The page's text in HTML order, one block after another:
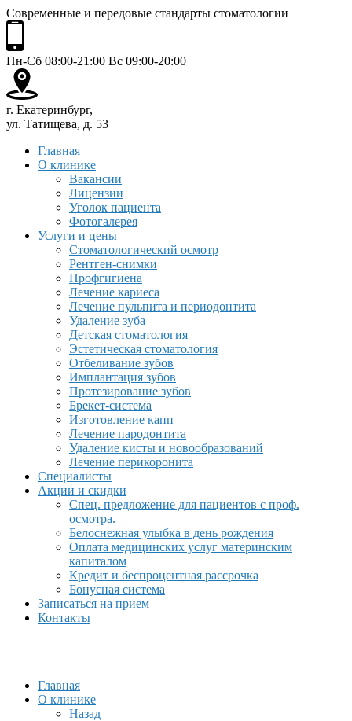
Современные и передовые стандарты стоматологии
Пн-Сб 08:00-21:00 Вс 09:00-20:00
г. Екатеринбург,
ул. Татищева, д. 53
Главная
О клинике
Вакансии
Лицензии
Уголок пациента
Фотогалерея
Услуги и цены
Стоматологический осмотр
Рентген-снимки
Профгигиена
Лечение кариеса
Лечение пульпита и периодонтита
Удаление зуба
Детская стоматология
Эстетическая стоматология
Отбеливание зубов
Имплантация зубов
Протезирование зубов
Брекет-система
Изготовление капп
Лечение пародонтита
Удаление кисты и новообразований
Лечение перикоронита
Специалисты
Акции и скидки
Спец. предложение для пациентов с проф.
осмотра.
Белоснежная улыбка в день рождения
Оплата медицинских услуг материнским
капиталом
Кредит и беспроцентная рассрочка
Бонусная система
Записаться на прием
Контакты
Главная
О клинике
Назад